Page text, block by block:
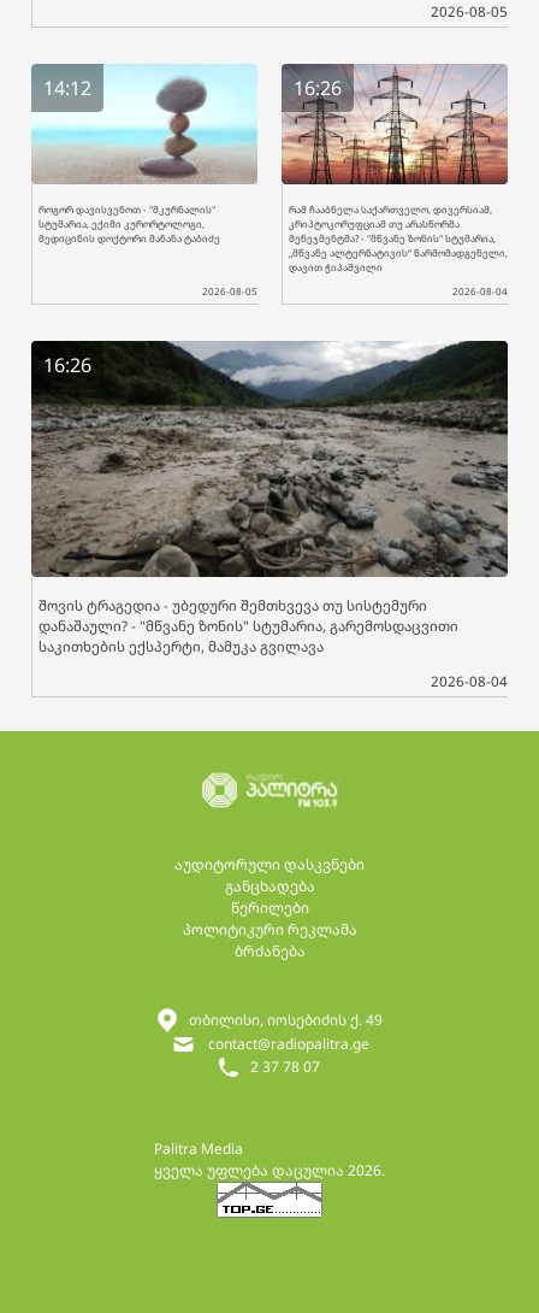
2026-08-05
14:12
როგორ დავისვენოთ - "მკურნალის"
სტუმარია, ექიმი კურორტოლოგი,
მედიცინის დოქტორი მანანა ტაბიძე
2026-08-05
16:26
რამ ჩააბნელა საქართველო, დივერსიამ,
კრიპტოკორუფციამ თუ არასწორმა
მენეჯმენტმა? - "მწვანე ზონის" სტუმარია,
„მწვანე ალტერნატივის“ წარმომადგენელი,
დავით ჭიპაშვილი
2026-08-04
16:26
შოვის ტრაგედია - უბედური შემთხვევა თუ სისტემური
დანაშაული? - "მწვანე ზონის" სტუმარია, გარემოსდაცვითი
საკითხების ექსპერტი, მამუკა გვილავა
2026-08-04
აუდიტორული დასკვნები
განცხადება
წერილები
პოლიტიკური რეკლამა
ბრძანება
Palitra Media
ყველა უფლება დაცულია 2026.
2 37 78 07
contact@radiopalitra.ge
თბილისი, იოსებიძის ქ. 49